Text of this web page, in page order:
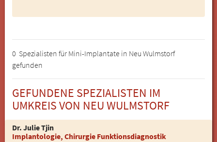
0 Spezialisten für Mini-Implantate in Neu Wulmstorf
gefunden
GEFUNDENE SPEZIALISTEN IM
UMKREIS VON NEU WULMSTORF
Dr. Julie Tjin
Implantologie, Chirurgie Funktionsdiagnostik